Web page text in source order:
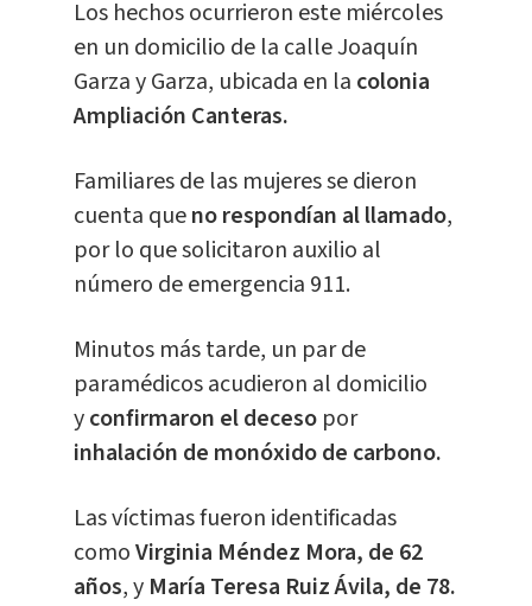
Los hechos ocurrieron este miércoles
en un domicilio de la calle Joaquín
Garza y Garza, ubicada en la colonia
Ampliación Canteras.
Familiares de las mujeres se dieron
cuenta queno respondían al llamado,
por lo que solicitaron auxilio al
número de emergencia 911.
Minutos más tarde, un par de
paramédicos acudieron al domicilio
yconfirmaron eldecesopor
inhalación de monóxido de carbono.
Las víctimas fueron identificadas
comoVirginia Méndez Mora, de 62
años, y María Teresa Ruiz Ávila, de 78.